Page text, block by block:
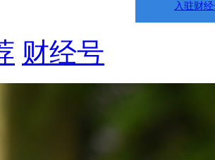
入驻财
财经号